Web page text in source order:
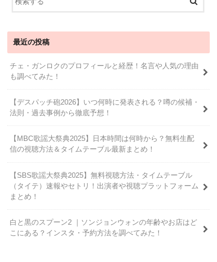
最近の投稿
チェ・ガンロクのプロフィールと経歴！名言や人気の理由
も調べてみた！
【デスパッチ砲2026】いつ何時に発表される？噂の候補・
法則・過去事例から徹底予想！
【MBC歌謡大祭典2025】日本時間は何時から？無料生配
信の視聴方法＆タイムテーブル最新まとめ！
【SBS歌謡大祭典2025】無料視聴方法・タイムテーブル
（タイテ）速報やセトリ！出演者や視聴プラットフォーム
まとめ！
白と黒のスプーン2 ｜ソンジョンウォンの年齢やお店はど
こにある？インスタ・予約方法を調べてみた！